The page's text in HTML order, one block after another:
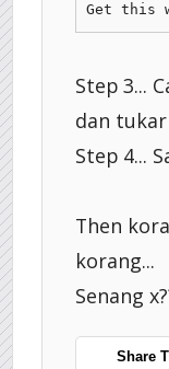
Get this
Step 3...
dan
Step 4...
Then
korang...
Senang
Share